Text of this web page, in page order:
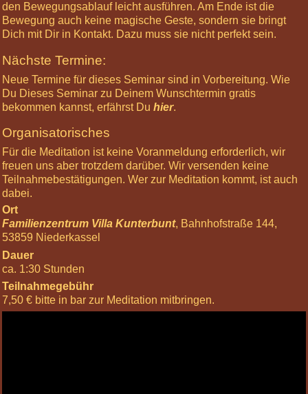
den Bewegungsablauf leicht ausführen. Am Ende ist die
Bewegung auch keine magische Geste, sondern sie bringt
Dich mit Dir in Kontakt. Dazu muss sie nicht perfekt sein.
Nächste Termine:
Neue Termine für dieses Seminar sind in Vorbereitung. Wie
Du Dieses Seminar zu Deinem Wunschtermin gratis
bekommen kannst, erfährst Du hier.
Organisatorisches
Für die Meditation ist keine Voranmeldung erforderlich, wir
freuen uns aber trotzdem darüber. Wir versenden keine
Teilnahmebestätigungen. Wer zur Meditation kommt, ist auch
dabei.
Ort
Familienzentrum Villa Kunterbunt, Bahnhofstraße 144,
53859 Niederkassel
Dauer
ca. 1:30 Stunden
Teilnahmegebühr
7,50 € bitte in bar zur Meditation mitbringen.
Informiere
Nächste
Highlights
12
Oct
10:00
Basis-
Körperreise:
Die
Chakren
23
Nov
2024
Tantra
Leben
Gästebuch
Login